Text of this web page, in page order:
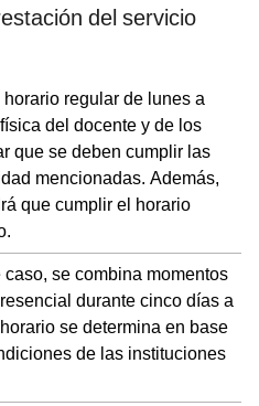
del servicio
regular de lunes a
del docente y de los
que se deben cumplir las
mencionadas. Además,
que cumplir el horario
caso, se combina momentos
durante cinco días a
se determina en base
de las instituciones